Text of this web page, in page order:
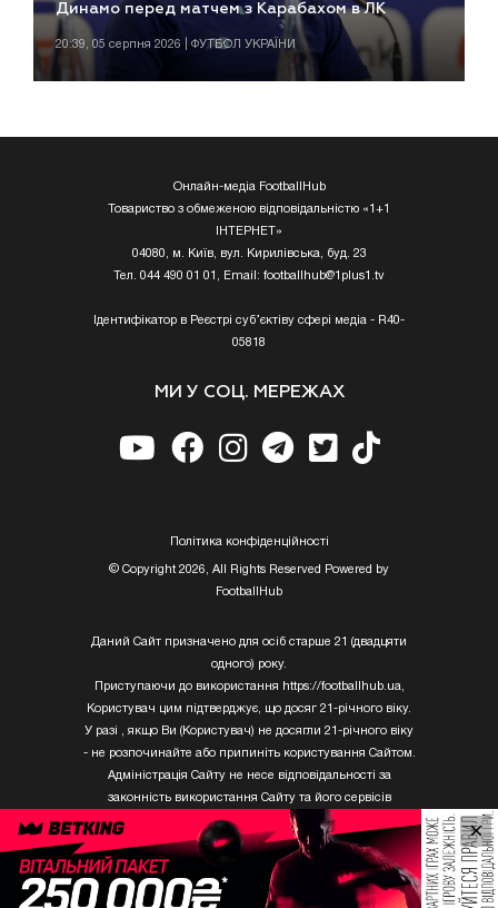
Динамо перед матчем з Карабахом в ЛК
20:39, 05 серпня 2026 | ФУТБОЛ УКРАЇНИ
Онлайн-медіа FootballHub
Товариство з обмеженою відповідальністю «1+1
ІНТЕРНЕТ»
04080, м. Київ, вул. Кирилівська, буд. 23
Тел. 044 490 01 01, Email: footballhub@1plus1.tv
Ідентифікатор в Реєстрі суб’єктіву сфері медіа - R40-
05818
МИ У СОЦ. МЕРЕЖАХ
Полiтика конфiденцiйностi
© Copyright 2026, All Rights Reserved Powered by
FootballHub
Даний Сайт призначено для осіб старше 21 (двадцяти
одного) року.
Приступаючи до використання https://footballhub.ua,
Користувач цим підтверджує, що досяг 21-річного віку.
У разі , якщо Ви (Користувач) не досягли 21-річного віку
- не розпочинайте або припиніть користування Сайтом.
Адміністрація Сайту не несе відповідальності за
законність використання Сайту та його сервісів
Користувачем, який не досяг 21-річного віку.
Твори Getty Images, що розміщені на сайті, не можуть
бути використані третіми особами без письмового
×